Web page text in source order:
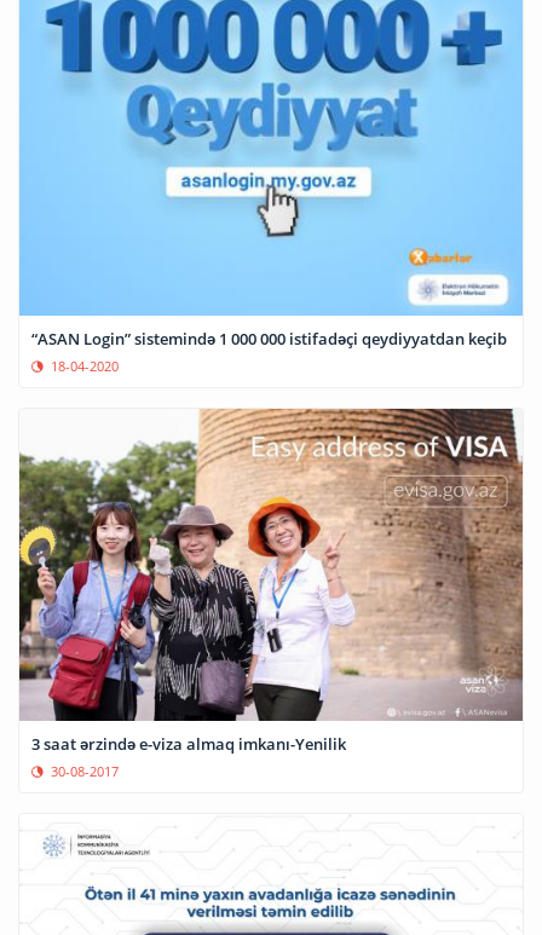
“ASAN Login” sistemində 1 000 000 istifadəçi qeydiyyatdan keçib
18-04-2020
3 saat ərzində e-viza almaq imkanı-Yenilik
30-08-2017